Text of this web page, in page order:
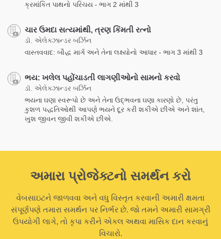
ક્રમાંકિત પાથનો પરિચય - ભાગ 2 માંથી 3
ચાર ઉમદા સત્યમાંથી, ત્રણ કિંમતી રત્નો
ડૉ. એલેક્ઝાન્ડર બર્ઝિન
વાસ્તવવાદ: બૌદ્ધ માર્ગ અને તેના લક્ષ્યોનો આધાર - ભાગ 3 માંથી 3
ભય: ખલેલ પહોંચાડતી લાગણીઓનો સામનો કરવો
ડૉ. એલેક્ઝાન્ડર બર્ઝિન
ભયના ઘણા સ્વરૂપો છે અને તેના ઉદ્ભવના ઘણા કારણો છે, પરંતુ
કુશળ પદ્ધતિઓથી આપણે ભયને દૂર કરી શકીએ છીએ અને શાંત,
ખુશ જીવન જીવી શકીએ છીએ.
અમારા પ્રોજેક્ટનો સમર્થન કરો
વેબસાઇટને જાળવવા અને વધુ વિસ્તૃત કરવાની અમારી ક્ષમતા
સંપૂર્ણપણે તમારા સમર્થન પર નિર્ભર છે. જો તમને અમારી સામગ્રી
ઉપયોગી લાગે, તો કૃપા કરીને એકલ અથવા માસિક દાન કરવાનું
વિચારો.